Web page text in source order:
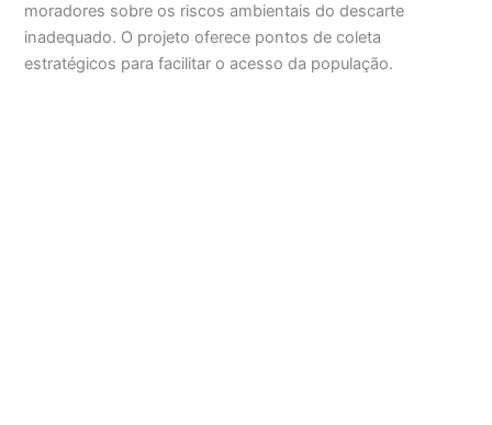
moradores sobre os riscos ambientais do descarte
inadequado. O projeto oferece pontos de coleta
estratégicos para facilitar o acesso da população.